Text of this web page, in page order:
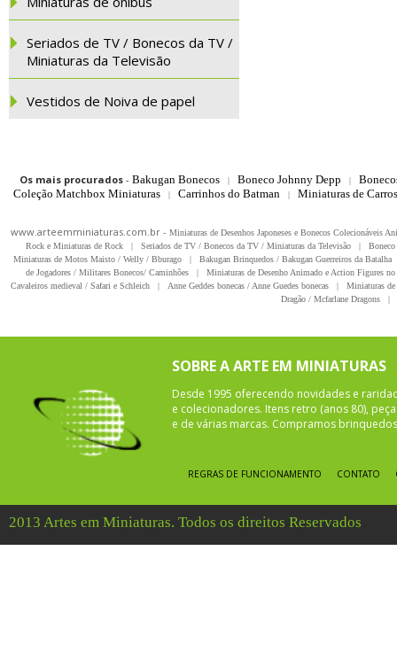
Seriados de TV / Bonecos da TV /
Miniaturas da Televisão
Vestidos de Noiva de papel
Os mais procurados- Bakugan Bonecos | Boneco Johnny Depp |
Coleção Matchbox Miniaturas
| Carrinhos do Batman | Miniaturas de
www.arteemminiaturas.com.br - Miniaturas de Desenhos Japoneses e Bonecos Colecionáveis
Rock e Miniaturas de Rock
| Seriados de TV / Bonecos da TV / Miniaturas da Televisão |
Miniaturas de Motos Maisto / Welly / Bburago
| Bakugan Brinquedos / Bakugan Guerreiros da Batalha
de Jogadores / Militares Bonecos/ Caminhões
|
Miniaturas de Desenho Animado e Action Figures
Cavaleiros medieval / Safari e Schleich
| Anne Geddes bonecas / Anne Guedes bonecas |
Miniaturas
Dragão / Mcfarlane Dragons
|
SOBRE A ARTE EM MINIATURAS
Desde 1995 oferecendo novidades e
e colecionadores. Itens retro (anos 80),
e de várias marcas. Compramos
REGRAS DE FUNCIONAMENTO CONTATO
2013 Artes em Miniaturas. Todos os direitos Reservados